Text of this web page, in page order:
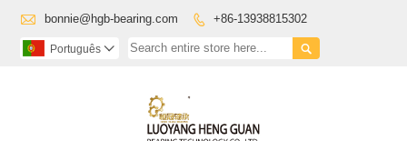
 bonnie@hgb-bearing.com  +86-13938815302

Português 